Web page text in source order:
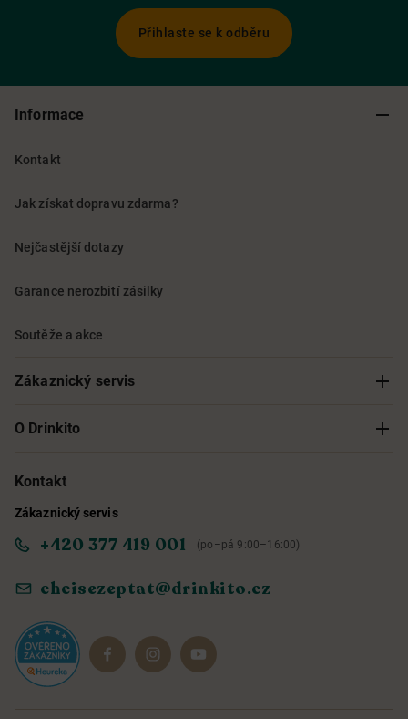
Přihlaste se k odběru
Informace
Kontakt
Jak získat dopravu zdarma?
Nejčastější dotazy
Garance nerozbití zásilky
Soutěže a akce
Zákaznický servis
Sledování objednávky
Obchodní podmínky
Ochrana osobních údajů
Reklamace a vrácení
O Drinkito
O nás
Informace o přístupnosti služby
Dárkové sady
Kontakt
Zákaznický servis
+420 377 419 001 (po–pá 9:00–16:00)
chcisezeptat@drinkito.cz